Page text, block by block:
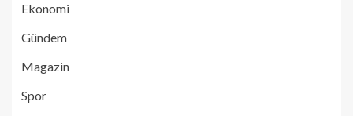
Ekonomi
Gündem
Magazin
Spor